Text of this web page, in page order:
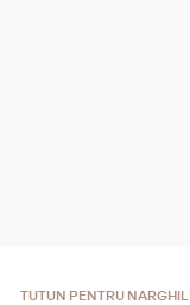
TUTUN PENTRU